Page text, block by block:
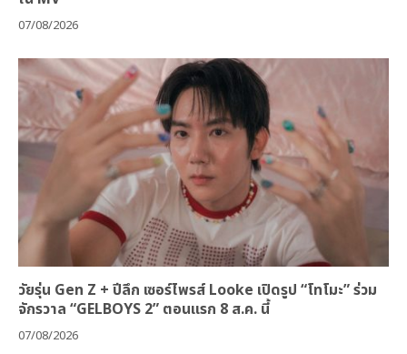
07/08/2026
วัยรุ่น Gen Z + ปีลึก เซอร์ไพรส์ Looke เปิดรูป “โทโมะ” ร่วม
จักรวาล “GELBOYS 2” ตอนแรก 8 ส.ค. นี้
07/08/2026